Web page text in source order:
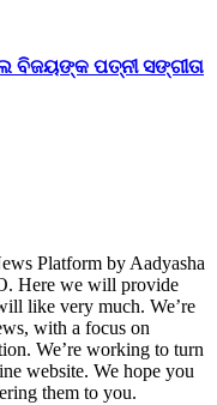
ବିଜୟଙ୍କ ପତ୍ନୀ ସଙ୍ଗୀତା
Platform by Aadyasha
Here we will provide
like very much. We’re
with a focus on
We’re working to turn
website. We hope you
them to you.